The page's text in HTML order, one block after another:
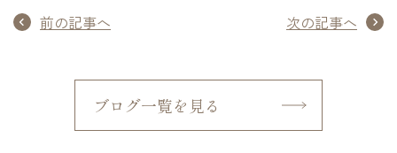
前の記事へ 次の記事へ
ブログ一覧を見る